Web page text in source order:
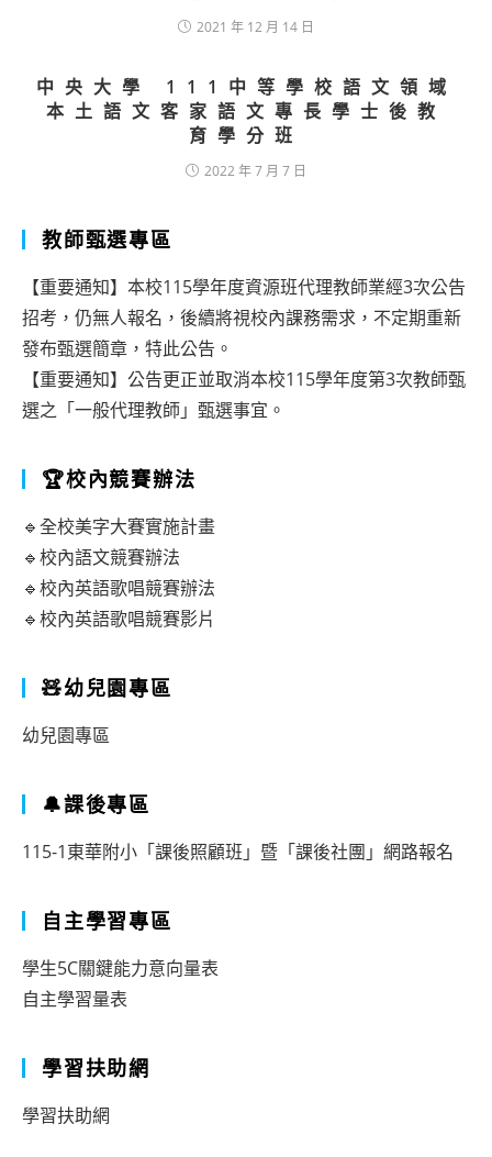
2021 年 12 月 14 日
中央大學 111中等學校語文領域
本土語文客家語文專長學士後教
育學分班
2022 年 7 月 7 日
教師甄選專區
【重要通知】本校115學年度資源班代理教師業經3次公告
招考，仍無人報名，後續將視校內課務需求，不定期重新
發布甄選簡章，特此公告。
【重要通知】公告更正並取消本校115學年度第3次教師甄
選之「一般代理教師」甄選事宜。
🏆校內競賽辦法
🔹全校美字大賽實施計畫
🔹校內語文競賽辦法
🔹校內英語歌唱競賽辦法
🔹校內英語歌唱競賽影片
🧸幼兒園專區
幼兒園專區
🔔課後專區
115-1東華附小「課後照顧班」暨「課後社團」網路報名
自主學習專區
學生5C關鍵能力意向量表
自主學習量表
學習扶助網
學習扶助網